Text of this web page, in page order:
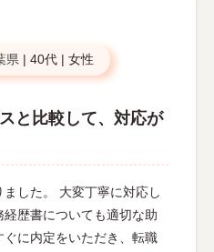
県 | 40代 | 女性
と比較して、対応が
した。 大変丁寧に対応し
歴書についても適切な助
に内定をいただき、転職